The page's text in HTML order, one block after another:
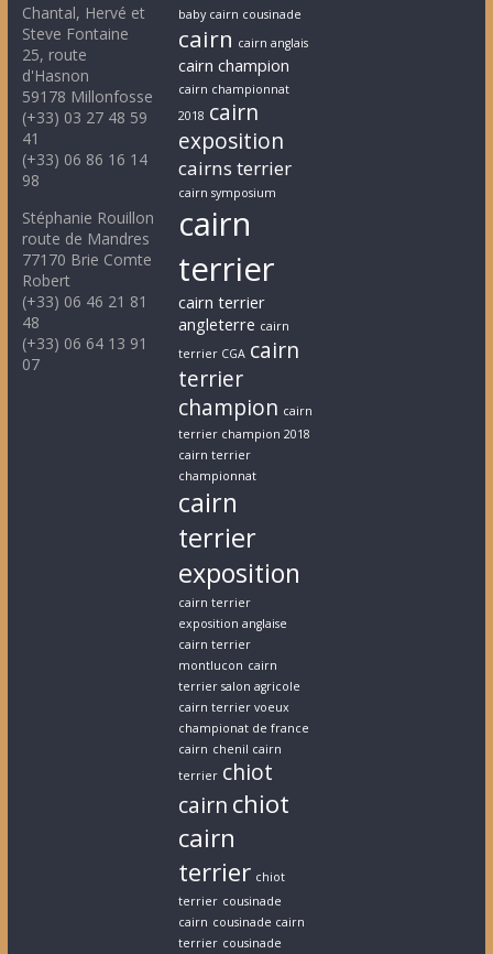
Chantal, Hervé et
Steve Fontaine
25, route
d'Hasnon
59178 Millonfosse
(+33) 03 27 48 59
41
(+33) 06 86 16 14
98
Stéphanie Rouillon
route de Mandres
77170 Brie Comte
Robert
(+33) 06 46 21 81
48
(+33) 06 64 13 91
07
baby cairn cousinade
cairn cairn anglais
cairn champion
cairn championnat
2018 cairn
exposition
cairns terrier
cairn symposium
cairn
terrier
cairn terrier
angleterre cairn
terrier CGA cairn
terrier
champion cairn
terrier champion 2018
cairn terrier
championnat
cairn
terrier
exposition
cairn terrier
exposition anglaise
cairn terrier
montlucon cairn
terrier salon agricole
cairn terrier voeux
championat de france
cairn chenil cairn
terrier chiot
cairn chiot
cairn
terrier chiot
terrier cousinade
cairn cousinade cairn
terrier cousinade